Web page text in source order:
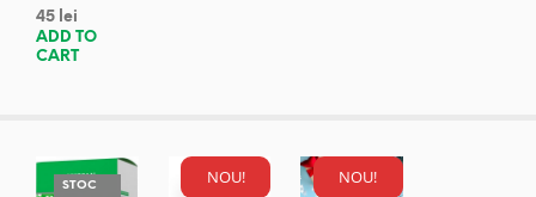
45 lei
ADD TO
CART
STOC
NOU!
REDUC
NOU!
REDUC